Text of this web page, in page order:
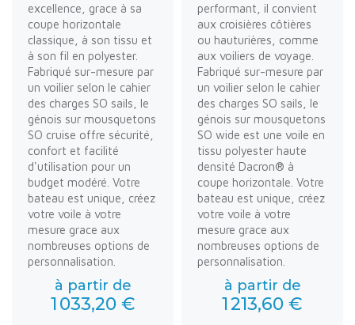
excellence, grace à sa
coupe horizontale
classique, à son tissu et
à son fil en polyester.
Fabriqué sur-mesure par
un voilier selon le cahier
des charges SO sails, le
génois sur mousquetons
SO cruise offre sécurité,
confort et facilité
d'utilisation pour un
budget modéré. Votre
bateau est unique, créez
votre voile à votre
mesure grace aux
nombreuses options de
personnalisation.
à partir de
1 033,20 €
performant, il convient
aux croisières côtières
ou hauturières, comme
aux voiliers de voyage.
Fabriqué sur-mesure par
un voilier selon le cahier
des charges SO sails, le
génois sur mousquetons
SO wide est une voile en
tissu polyester haute
densité Dacron® à
coupe horizontale. Votre
bateau est unique, créez
votre voile à votre
mesure grace aux
nombreuses options de
personnalisation.
à partir de
1 213,60 €